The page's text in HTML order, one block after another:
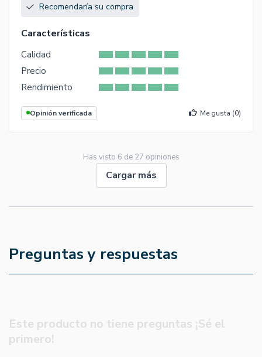
Recomendaría su compra
Características
Calidad
Precio
Rendimiento
Opinión verificada Me gusta (0)
Has visto 6 de 27 opiniones
Cargar más
Preguntas y respuestas
Este producto no tiene preguntas ¡Sé el
primero!